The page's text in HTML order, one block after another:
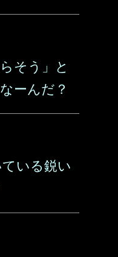
そう」と
ーんだ？
いる鋭い